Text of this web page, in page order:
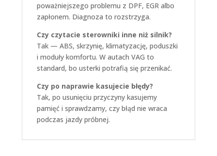
poważniejszego problemu z DPF, EGR albo
zapłonem. Diagnoza to rozstrzyga.
Czy czytacie sterowniki inne niż silnik?
Tak — ABS, skrzynię, klimatyzację, poduszki
i moduły komfortu. W autach VAG to
standard, bo usterki potrafią się przenikać.
Czy po naprawie kasujecie błędy?
Tak, po usunięciu przyczyny kasujemy
pamięć i sprawdzamy, czy błąd nie wraca
podczas jazdy próbnej.